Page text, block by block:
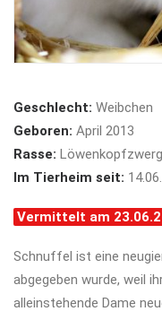
Geschlecht: Weibchen
Geboren: April 2013
Rasse:
Im Tierheim seit:
Vermittelt am
Schnuffel ist eine
abgegeben wurde, weil
alleinstehende Dame